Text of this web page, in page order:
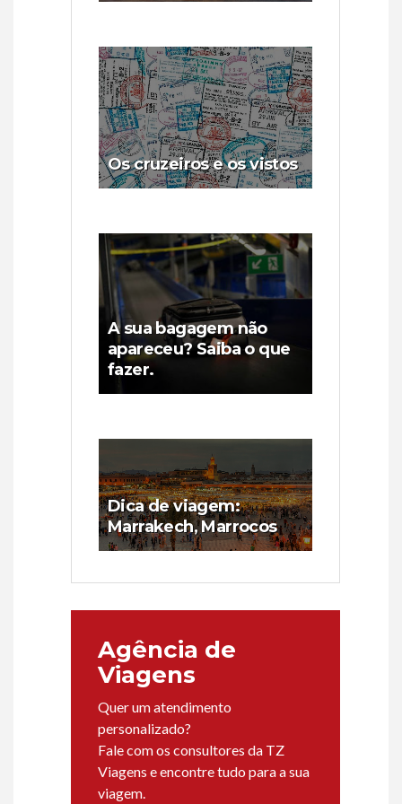
Os cruzeiros e os vistos
A sua bagagem não
apareceu? Saiba o que
fazer.
Dica de viagem:
Marrakech, Marrocos
Agência de
Viagens
Quer um atendimento
personalizado?
Fale com os consultores da TZ
Viagens e encontre tudo para a sua
viagem.